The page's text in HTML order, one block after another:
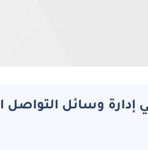
وسائل التواصل